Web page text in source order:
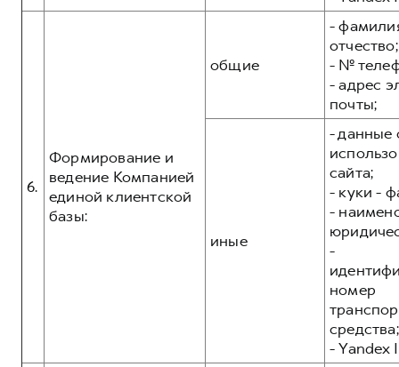
6.
Формирование и
ведение Компанией
единой клиентской
базы:
общие
-
отчество;
- №
- адрес
почты;
иные
- данные
сайта;
- куки -
-
-
номер
средства;
- Yandex